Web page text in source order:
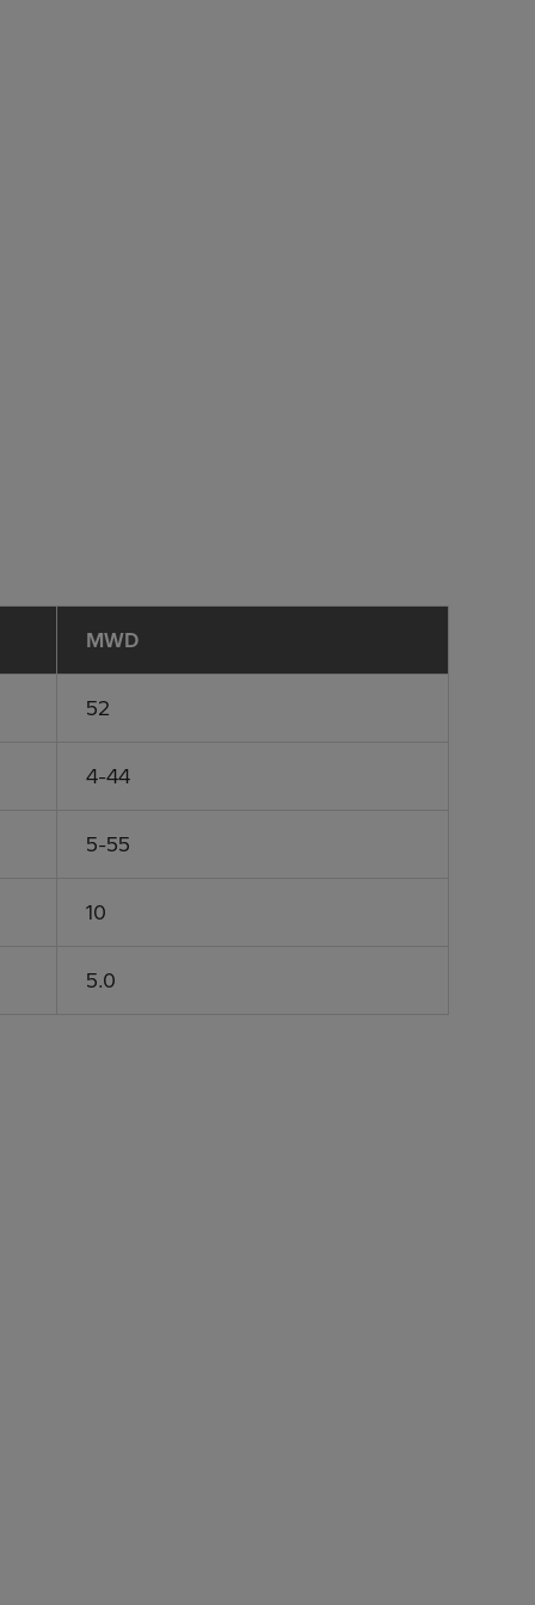
MWD
52
4-44
5-55
10
5.0